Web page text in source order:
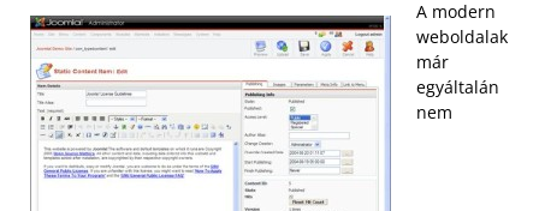
A modern
weboldalak
már
egyáltalán
nem